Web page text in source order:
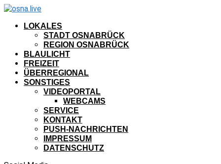
LOKALES
STADT OSNABRÜCK
REGION OSNABRÜCK
BLAULICHT
FREIZEIT
ÜBERREGIONAL
SONSTIGES
VIDEOPORTAL
WEBCAMS
SERVICE
KONTAKT
PUSH-NACHRICHTEN
IMPRESSUM
DATENSCHUTZ